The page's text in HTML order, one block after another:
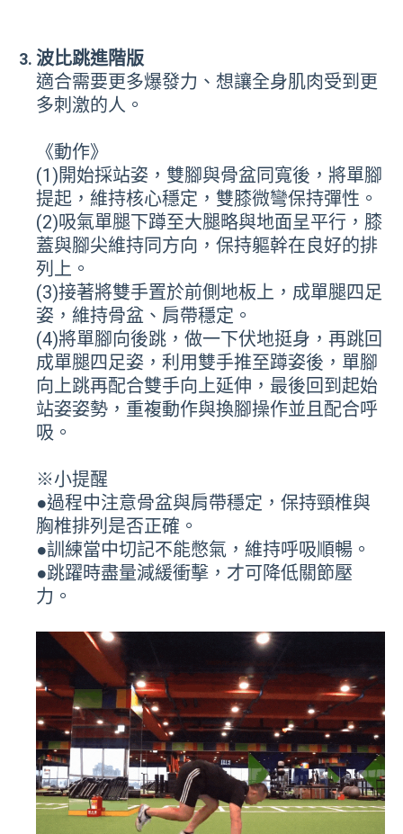
波比跳進階版
適合需要更多爆發力、想讓全身肌肉受到更
多刺激的人。
《動作》
(1)開始採站姿，雙腳與骨盆同寬後，將單腳
提起，維持核心穩定，雙膝微彎保持彈性。
(2)吸氣單腿下蹲至大腿略與地面呈平行，膝
列上。
(3)接著將雙手置於前側地板上，成單腿四足
姿，維持骨盆、肩帶穩定。
(4)將單腳向後跳，做一下伏地挺身，再跳回
成單腿四足姿，利用雙手推至蹲姿後，單腳
向上跳再配合雙手向上延伸，最後回到起始
吸。
※小提醒
●過程中注意骨盆與肩帶穩定，保持頸椎與
胸椎排列是否正確。
●訓練當中切記不能憋氣，維持呼吸順暢。
●跳躍時盡量減緩衝擊，才可降低關節壓
力。